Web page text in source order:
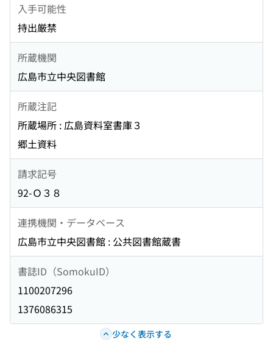
入手可能性
持出厳禁
所蔵機関
広島市立中央図書館
所蔵注記
所蔵場所 : 広島資料室書庫３
郷土資料
請求記号
92-Ｏ３８
連携機関・データベース
広島市立中央図書館 : 公共図書館蔵書
書誌ID（SomokuID）
1100207296
1376086315
少なく表示する